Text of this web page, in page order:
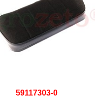
59117303-0